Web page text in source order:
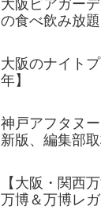
大阪ビアガー
の食べ飲み放
大阪のナイト
年】
神戸アフタヌ
新版、編集部
【大阪・関西
万博＆万博レ